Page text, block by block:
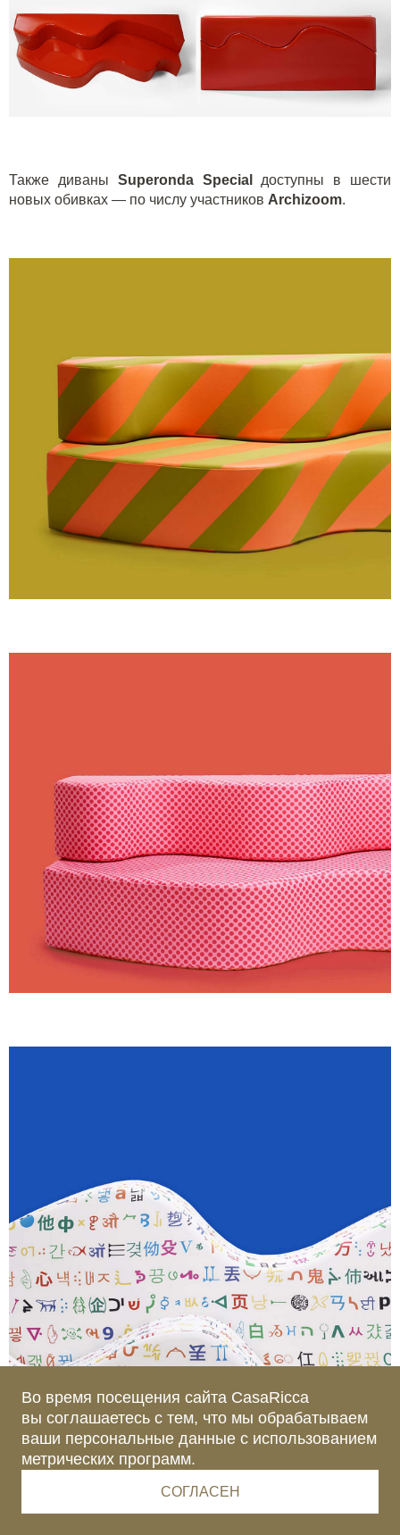
Также диваны Superonda Special
доступны в шести
новых обивках — по числу участников Archizoom.
Денис Миронов
Во время посещения сайта CasaRicca
вы соглашаетесь с тем, что мы обрабатываем
ваши персональные данные с использованием
метрических программ.
СОГЛАСЕН